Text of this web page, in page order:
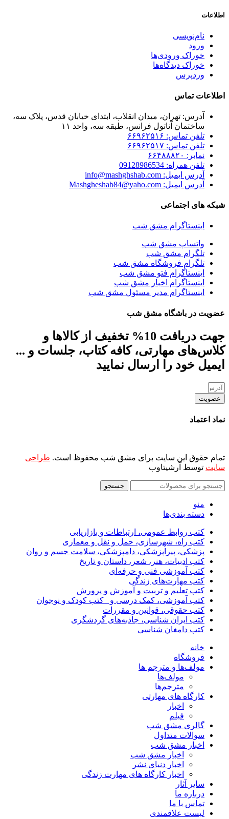
اطلاعات
نام‌نویسی
ورود
خوراک ورودی‌ها
خوراک دیدگاه‌ها
وردپرس
اطلاعات تماس
آدرس: تهران، میدان انقلاب، ابتدای خیابان قدس، پلاک سه،
ساختمان آناتول فرانس، طبقه سه، واحد ۱۱
تلفن تماس: ۶۶۹۶۲۵۱۶
تلفن تماس: ۶۶۹۶۲۵۱۷
نمابر: ۶۶۴۸۸۸۲۰
تلفن همراه: 09128986534
آدرس ایمیل: info@mashghshab.com
آدرس ایمیل: Mashgheshab84@yaho.com
شبکه های اجتماعی
اینستاگرام مشق شب
واتساپ مشق شب
تلگرام مشق شب
تلگرام فروشگاه مشق شب
اینستاگرام فتو مشق شب
اینستاگرام اخبار مشق شب
اینستاگرام مدیر مسئول مشق شب
عضویت در باشگاه مشق شب
جهت دریافت 10% تخفیف از کالاها و
کلاس‌های مهارتی، کافه کتاب، جلسات و ...
ایمیل خود را ارسال نمایید
عضویت
نماد اعتماد
تمام حقوق این سایت برای مشق شب محفوظ است. طراحی
سایت توسط آرشیتاوب
جستجو
منو
دسته بندی‌ها
کتب روابط عمومی، ارتباطات و بازاریابی
کتب راه، شهرسازی، حمل و نقل و معماری
پزشکی، پیراپزشکی، دامپزشکی، سلامت جسم و روان
کتب ادبیات، هنر، شعر، داستان و تاریخ
کتب آموزشی فنی و حرفه‌ای
کتب مهارت‌های زندگی
کتب تعلیم و تربیت و آموزش و پرورش
کتب آموزشی، کمک درسی و _کتب کودک و نوجوان
کتب حقوقی، قوانین و مقررات
کتب ایران شناسی، جاذبه‌های گردشگری
کتب دامغان شناسی
خانه
فروشگاه
مولف‌ها و مترجم ها
مولف‌ها
مترجم‌ها
کارگاه های مهارتی
اخبار
فیلم
گالری مشق شب
سوالات متداول
اخبار مشق شب
اخبار مشق شب
اخبار دنیای نشر
اخبار کارگاه های مهارت زندگی
سایر آثار
درباره ما
تماس با ما
لیست علاقمندی